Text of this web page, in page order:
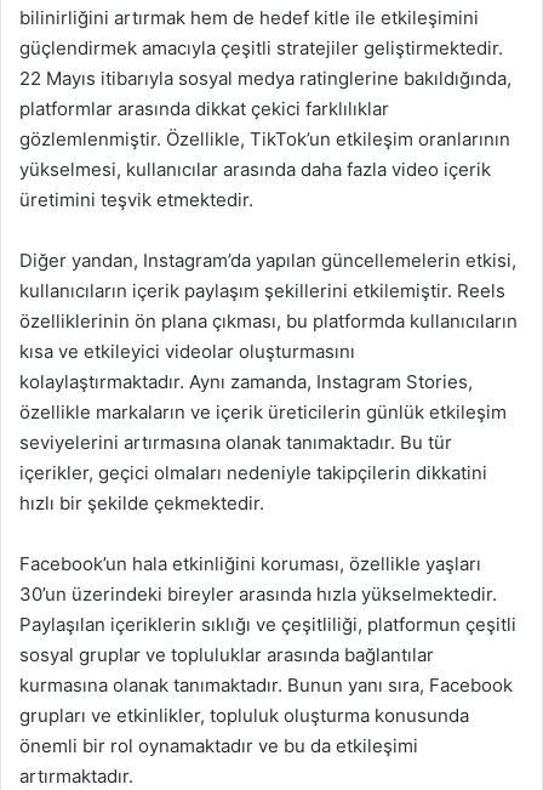
bilinirliğini artırmak hem de hedef kitle ile etkileşimini
güçlendirmek amacıyla çeşitli stratejiler geliştirmektedir.
22 Mayıs itibarıyla sosyal medya ratinglerine bakıldığında,
platformlar arasında dikkat çekici farklılıklar
gözlemlenmiştir. Özellikle, TikTok’un etkileşim oranlarının
yükselmesi, kullanıcılar arasında daha fazla video içerik
üretimini teşvik etmektedir.
Diğer yandan, Instagram’da yapılan güncellemelerin etkisi,
kullanıcıların içerik paylaşım şekillerini etkilemiştir. Reels
özelliklerinin ön plana çıkması, bu platformda kullanıcıların
kısa ve etkileyici videolar oluşturmasını
kolaylaştırmaktadır. Aynı zamanda, Instagram Stories,
özellikle markaların ve içerik üreticilerin günlük etkileşim
seviyelerini artırmasına olanak tanımaktadır. Bu tür
içerikler, geçici olmaları nedeniyle takipçilerin dikkatini
hızlı bir şekilde çekmektedir.
Facebook’un hala etkinliğini koruması, özellikle yaşları
30’un üzerindeki bireyler arasında hızla yükselmektedir.
Paylaşılan içeriklerin sıklığı ve çeşitliliği, platformun çeşitli
sosyal gruplar ve topluluklar arasında bağlantılar
kurmasına olanak tanımaktadır. Bunun yanı sıra, Facebook
grupları ve etkinlikler, topluluk oluşturma konusunda
önemli bir rol oynamaktadır ve bu da etkileşimi
artırmaktadır.